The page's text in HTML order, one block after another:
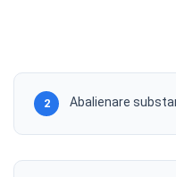
2 Abalienare